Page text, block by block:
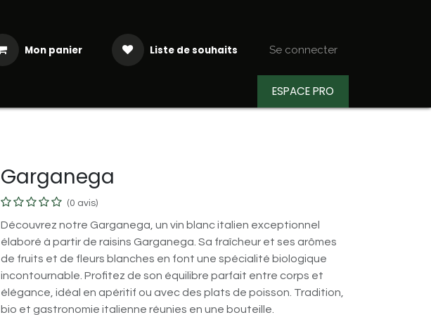
Mon panier Liste de souhaits Se connecter
RecettesESPACE PRO
Garganega
(0 avis)
Découvrez notre Garganega, un vin blanc italien exceptionnel
élaboré à partir de raisins Garganega. Sa fraîcheur et ses arômes
de fruits et de fleurs blanches en font une spécialité biologique
incontournable. Profitez de son équilibre parfait entre corps et
élégance, idéal en apéritif ou avec des plats de poisson. Tradition,
bio et gastronomie italienne réunies en une bouteille.